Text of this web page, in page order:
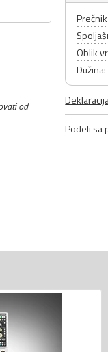
od
Oblik
Podeli sa